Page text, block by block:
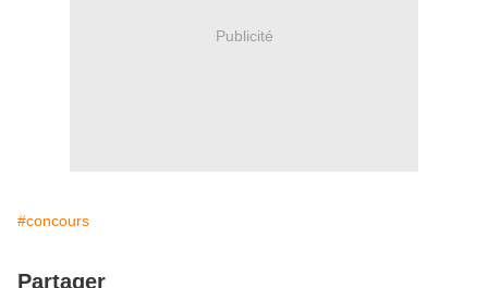
Publicité
#concours
Partager